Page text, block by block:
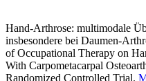
Hand-Arthrose: multimodale
insbesondere bei Daumen-
of Occupational Therapy on
With Carpometacarpal
Randomized Controlled Trial.